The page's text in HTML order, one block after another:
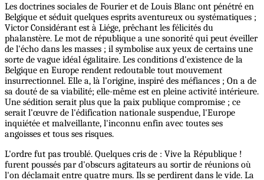
Les doctrines sociales de Fourier et de Louis Blanc ont pénétré en
Belgique et séduit quelques esprits aventureux ou systématiques ;
Victor Considérant est à Liége, prêchant les félicités du
phalanstère. Le mot de république a une sonorité qui peut éveiller
de l'écho dans les masses ; il symbolise aux yeux de certains une
sorte de vague idéal égalitaire. Les conditions d'existence de la
Belgique en Europe rendent redoutable tout mouvement
insurrectionnel. Elle a, là l’origine, inspiré des méfiances ; On a de
sa douté de sa viabilité; elle-même est en pleine activité intérieure.
Une sédition serait plus que la paix publique compromise ; ce
serait l’œuvre de l'édification nationale suspendue, l'Europe
inquiétée et malveillante, l'inconnu enfin avec toutes ses
angoisses et tous ses risques.
L'ordre fut pas troublé. Quelques cris de : Vive la République !
furent poussés par d'obscurs agitateurs au sortir de réunions où
l'on déclamait entre quatre murs. Ils se perdirent dans le vide. La